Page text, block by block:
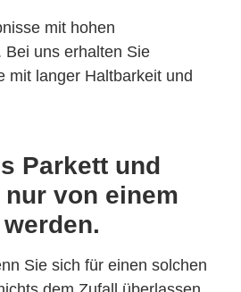
mit hohen
Bei uns erhalten Sie
mit langer Haltbarkeit und
Parkett und
von einem
Sie sich für einen solchen